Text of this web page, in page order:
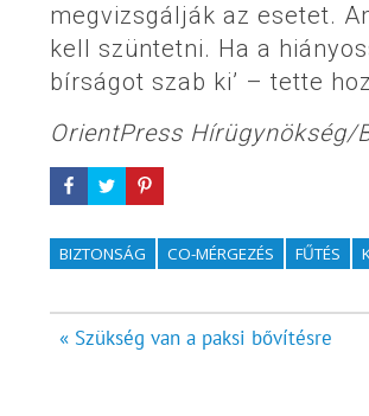
megvizsgálják az esetet.
kell szüntetni. Ha a
bírságot szab ki’ – tette
OrientPress
BIZTONSÁG CO-MÉRGEZÉS FŰTÉS
Bejegyzés
« Szükség van a paksi bővítésre